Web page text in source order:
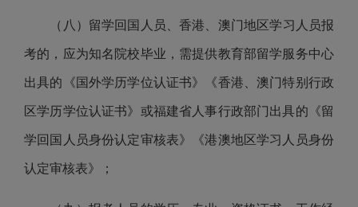
（ 八 ） 留学回国人员、香港、澳门地区学习人员报
考的，应为知名院校毕业，需提供教育部留学服务中心
出具的《国外学历学位认证书》《香港、澳门特别行政
区学历学位认证书》或福建省人事行政部门出具的《留
学回国人员身份认定审核表》《港澳地区学习人员身份
认定审核表》；